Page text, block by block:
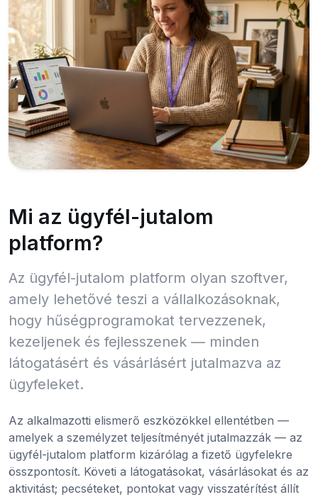
Mi az ügyfél-jutalom
platform?
Az ügyfél-jutalom platform olyan szoftver,
amely lehetővé teszi a vállalkozásoknak,
hogy hűségprogramokat tervezzenek,
kezeljenek és fejlesszenek — minden
látogatásért és vásárlásért jutalmazva az
ügyfeleket.
Az alkalmazotti elismerő eszközökkel ellentétben —
amelyek a személyzet teljesítményét jutalmazzák — az
ügyfél-jutalom platform kizárólag a fizető ügyfelekre
összpontosít. Követi a látogatásokat, vásárlásokat és az
aktivitást; pecséteket, pontokat vagy visszatérítést állít